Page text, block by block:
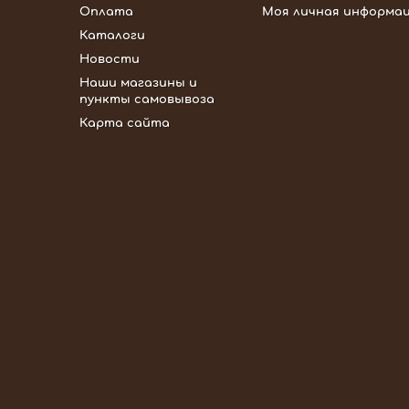
Оплата
Каталоги
Новости
Наши магазины и
пункты самовывоза
Карта сайта
Моя личная